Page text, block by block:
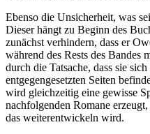
Ebenso die Unsicherheit, was
Dieser hängt zu Beginn des
zunächst verhindern, dass er
während des Rests des Bandes
durch die Tatsache, dass sie
entgegengesetzten Seiten
wird gleichzeitig eine gewisse
nachfolgenden Romane
das weiterentwickeln wird.